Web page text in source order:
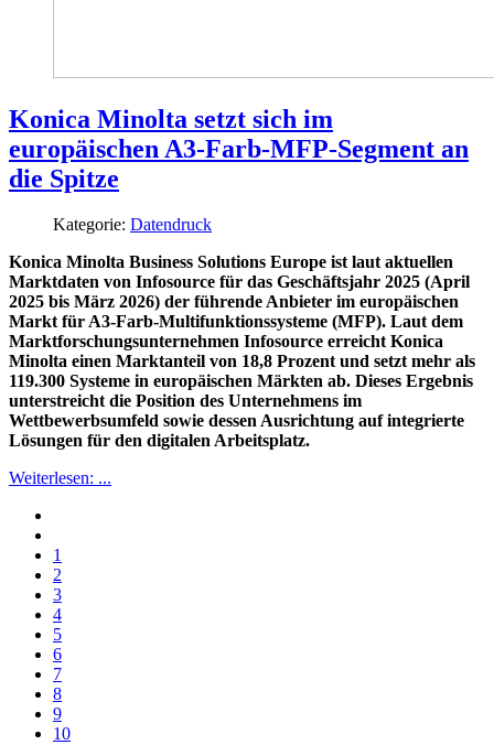
Konica Minolta setzt sich im
europäischen A3-Farb-MFP-Segment an
die Spitze
Kategorie: Datendruck
Konica Minolta Business Solutions Europe ist laut aktuellen
Marktdaten von Infosource für das Geschäftsjahr 2025 (April
2025 bis März 2026) der führende Anbieter im europäischen
Markt für A3-Farb-Multifunktionssysteme (MFP). Laut dem
Marktforschungsunternehmen Infosource erreicht Konica
Minolta einen Marktanteil von 18,8 Prozent und setzt mehr als
119.300 Systeme in europäischen Märkten ab. Dieses Ergebnis
unterstreicht die Position des Unternehmens im
Wettbewerbsumfeld sowie dessen Ausrichtung auf integrierte
Lösungen für den digitalen Arbeitsplatz.
Weiterlesen: ...
1
2
3
4
5
6
7
8
9
10